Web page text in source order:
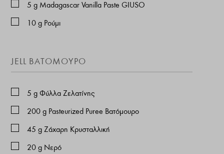
5 g Madagascar Vanilla Paste GIUSO
10 g Ρούμι
JELL ΒΑΤΌΜΟΥΡΟ
5 g Φύλλα Ζελατίνης
200 g Pasteurized Puree Βατόμουρο
45 g Ζάχαρη Κρυσταλλική
20 g Νερό